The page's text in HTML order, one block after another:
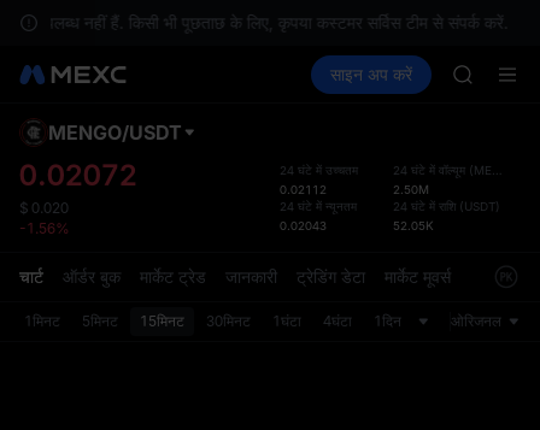
उपलब्ध नहीं हैं. किसी भी पूछताछ के लिए, कृपया कस्टमर सर्विस टीम से संपर्क करें.
स्पॉट फ़्यूचर्स SPCX कमाएँ
साइन अप करें
TUT
को
MENGO/USDT
0.02072
$ 0.020
-1.56%
24 घंटे में उच्चतम
0.02112
24 घंटे में न्यूनतम
0.02043
24 घंटे में वॉल्यूम (MENGO
2.50M
24 घंटे में राशि (USDT)
52.05K
चार्ट ऑर्डर बुक मार्केट ट्रेड जानकारी ट्रेडिंग डेटा मार्केट मूवर्स
1मिनट 5मिनट 15मिनट 30मिनट 1घंटा 4घंटा 1दिन ओरिजनल